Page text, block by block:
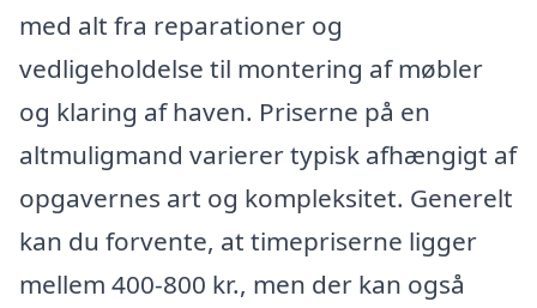
med alt fra reparationer og
vedligeholdelse til montering af møbler
og klaring af haven. Priserne på en
altmuligmand varierer typisk afhængigt af
opgavernes art og kompleksitet. Generelt
kan du forvente, at timepriserne ligger
mellem 400-800 kr., men der kan også